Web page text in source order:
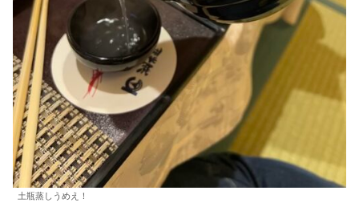
土瓶蒸しうめえ！